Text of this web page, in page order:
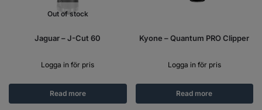
Out of stock
Jaguar – J-Cut 60
Logga in för pris
Read more
Kyone – Quantum PRO Clipper
Logga in för pris
Read more